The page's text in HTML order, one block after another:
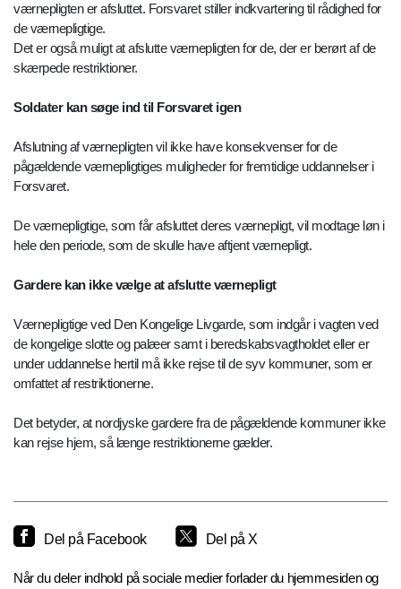
værnepligten er afsluttet. Forsvaret stiller indkvartering til rådighed for
de værnepligtige.
Det er også muligt at afslutte værnepligten for de, der er berørt af de
skærpede restriktioner.
Soldater kan søge ind til Forsvaret igen
Afslutning af værnepligten vil ikke have konsekvenser for de
pågældende værnepligtiges muligheder for fremtidige uddannelser i
Forsvaret.
De værnepligtige, som får afsluttet deres værnepligt, vil modtage løn i
hele den periode, som de skulle have aftjent værnepligt.
Gardere kan ikke vælge at afslutte værnepligt
Værnepligtige ved Den Kongelige Livgarde, som indgår i vagten ved
de kongelige slotte og palæer samt i beredskabsvagtholdet eller er
under uddannelse hertil må ikke rejse til de syv kommuner, som er
omfattet af restriktionerne.
Det betyder, at nordjyske gardere fra de pågældende kommuner ikke
kan rejse hjem, så længe restriktionerne gælder.
Del på Facebook Del på X
Når du deler indhold på sociale medier forlader du hjemmesiden og